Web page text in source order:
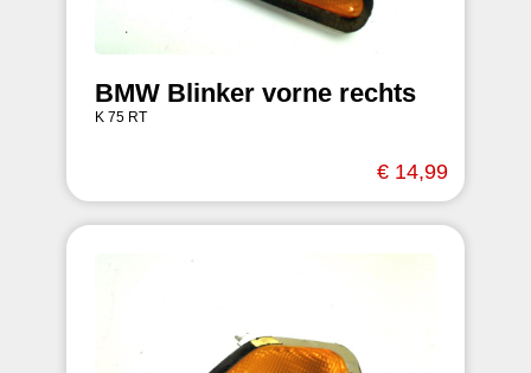
BMW Blinker vorne rechts
K 75 RT
€ 14,99